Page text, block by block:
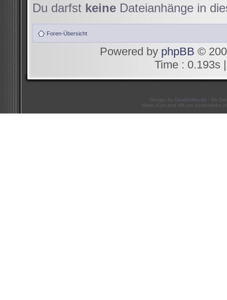
Du darfst keine Dateianhänge in
Foren-Übersicht
Powered by phpBB ©
Time : 0.193s
Design by Doublekey.de - Re-
Mario Kart and Wii are trademarks